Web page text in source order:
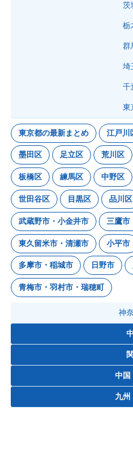
茨
栃
群
埼
千
東
東京都の最新まとめ 江戸川
墨田区 足立区 荒川区
板橋区 練馬区 中野区
世田谷区 目黒区 品川区
武蔵野市・小金井市 三鷹市
東久留米市・清瀬市 小平市
多摩市・稲城市 日野市
青梅市・羽村市・瑞穂町
神
中国
九州